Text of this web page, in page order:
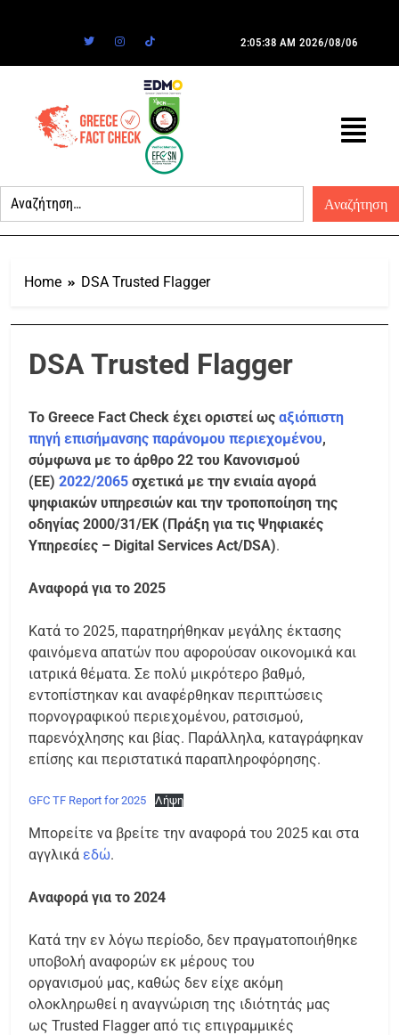
2:05:38 AM 2026/08/06
Home DSA Trusted Flagger
DSA Trusted Flagger
Το Greece Fact Check έχει οριστεί ως αξιόπιστη
πηγή επισήμανσης παράνομου περιεχομένου,
σύμφωνα με το άρθρο 22 του Κανονισμού
(ΕΕ) 2022/2065 σχετικά με την ενιαία αγορά
ψηφιακών υπηρεσιών και την τροποποίηση της
οδηγίας 2000/31/ΕΚ (Πράξη για τις Ψηφιακές
Υπηρεσίες – Digital Services Act/DSA).
Αναφορά για το 2025
Κατά το 2025, παρατηρήθηκαν μεγάλης έκτασης
φαινόμενα απατών που αφορούσαν οικονομικά και
ιατρικά θέματα. Σε πολύ μικρότερο βαθμό,
εντοπίστηκαν και αναφέρθηκαν περιπτώσεις
πορνογραφικού περιεχομένου, ρατσισμού,
παρενόχλησης και βίας. Παράλληλα, καταγράφηκαν
επίσης και περιστατικά παραπληροφόρησης.
GFC TF Report for 2025 Λήψη
Μπορείτε να βρείτε την αναφορά του 2025 και στα
αγγλικά εδώ.
Αναφορά για το 2024
Κατά την εν λόγω περίοδο, δεν πραγματοποιήθηκε
υποβολή αναφορών εκ μέρους του
οργανισμού μας, καθώς δεν είχε ακόμη
ολοκληρωθεί η αναγνώριση της ιδιότητάς μας
ως Trusted Flagger από τις επιγραμμικές